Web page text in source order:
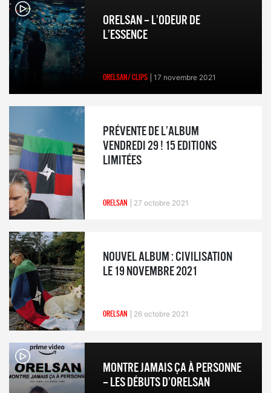
ORELSAN – L’ODEUR DE
L’ESSENCE
ORELSAN/ CLIPS 17 novembre 2021
PRÉVENTE DE L’ALBUM
VENDREDI 29 ! 15 EDITIONS
LIMITÉES
ORELSAN 27 octobre 2021
NOUVEL ALBUM : CIVILISATION
LE 19 NOVEMBRE 2021
ORELSAN 26 octobre 2021
MONTRE JAMAIS ÇA À PERSONNE
– LES DÉBUTS D’ORELSAN